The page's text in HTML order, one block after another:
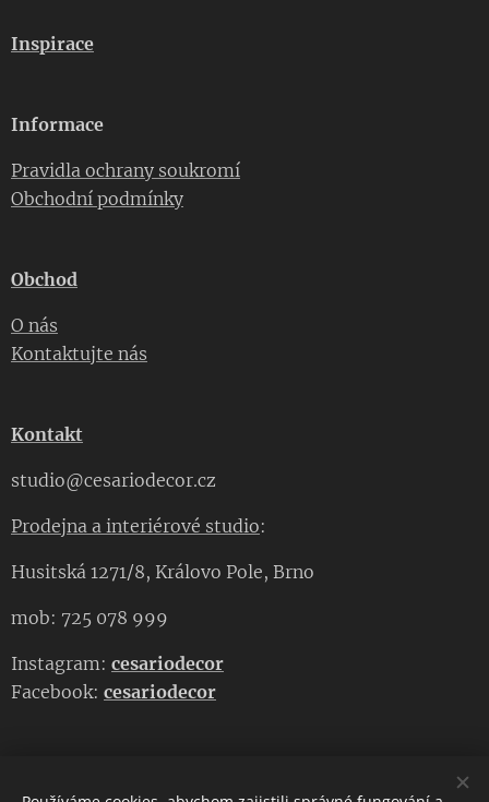
Inspirace
Informace
Pravidla ochrany soukromí
Obchodní podmínky
Obchod
O nás
Kontaktujte nás
Kontakt
studio@cesariodecor.cz
Prodejna a interiérové studio:
Husitská 1271/8, Královo Pole, Brno
mob: 725 078 999
Instagram: cesariodecor
Facebook: cesariodecor